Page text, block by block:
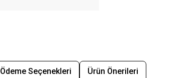
Ödeme Seçenekleri Ürün Önerileri